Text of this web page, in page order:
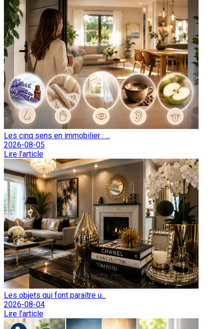
Les cinq sens en immobilier : ...
2026-08-05
Lire l'article
Les objets qui font paraître u...
2026-08-04
Lire l'article